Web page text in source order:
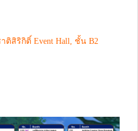
สิริกิติ์ Event Hall, ชั้น B2